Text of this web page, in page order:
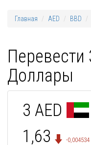
Главная AED BBD
Доллары
3 AED
1,63
-0,004534